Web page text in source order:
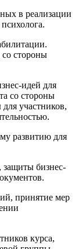
в реализации
стороны
идей для
со стороны
участников,
развитию для
защиты бизнес-
принятие мер
курса,